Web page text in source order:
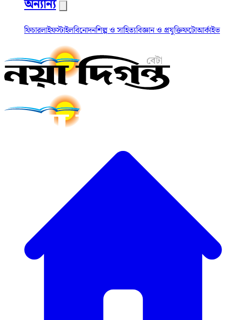
অন্যান্য
ফিচারলাইফস্টাইলবিনোদনশিল্প ও সাহিত্যবিজ্ঞান ও প্রযুক্তিফটোআর্কাইভ